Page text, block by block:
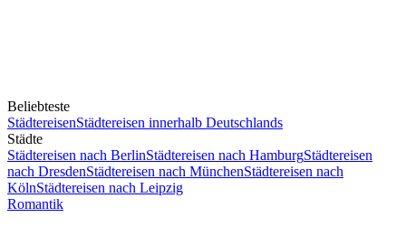
Beliebteste
StädtereisenStädtereisen innerhalb Deutschlands
Städte
Städtereisen nach BerlinStädtereisen nach HamburgStädtereisen
nach DresdenStädtereisen nach MünchenStädtereisen nach
KölnStädtereisen nach Leipzig
Romantik